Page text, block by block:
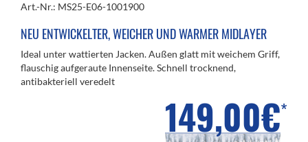
Art.-Nr.: MS25-E06-1001900
NEU ENTWICKELTER, WEICHER UND WARMER MIDLAYER
Ideal unter wattierten Jacken. Außen glatt mit weichem Griff,
flauschig aufgeraute Innenseite. Schnell trocknend,
antibakteriell veredelt
149,00€*